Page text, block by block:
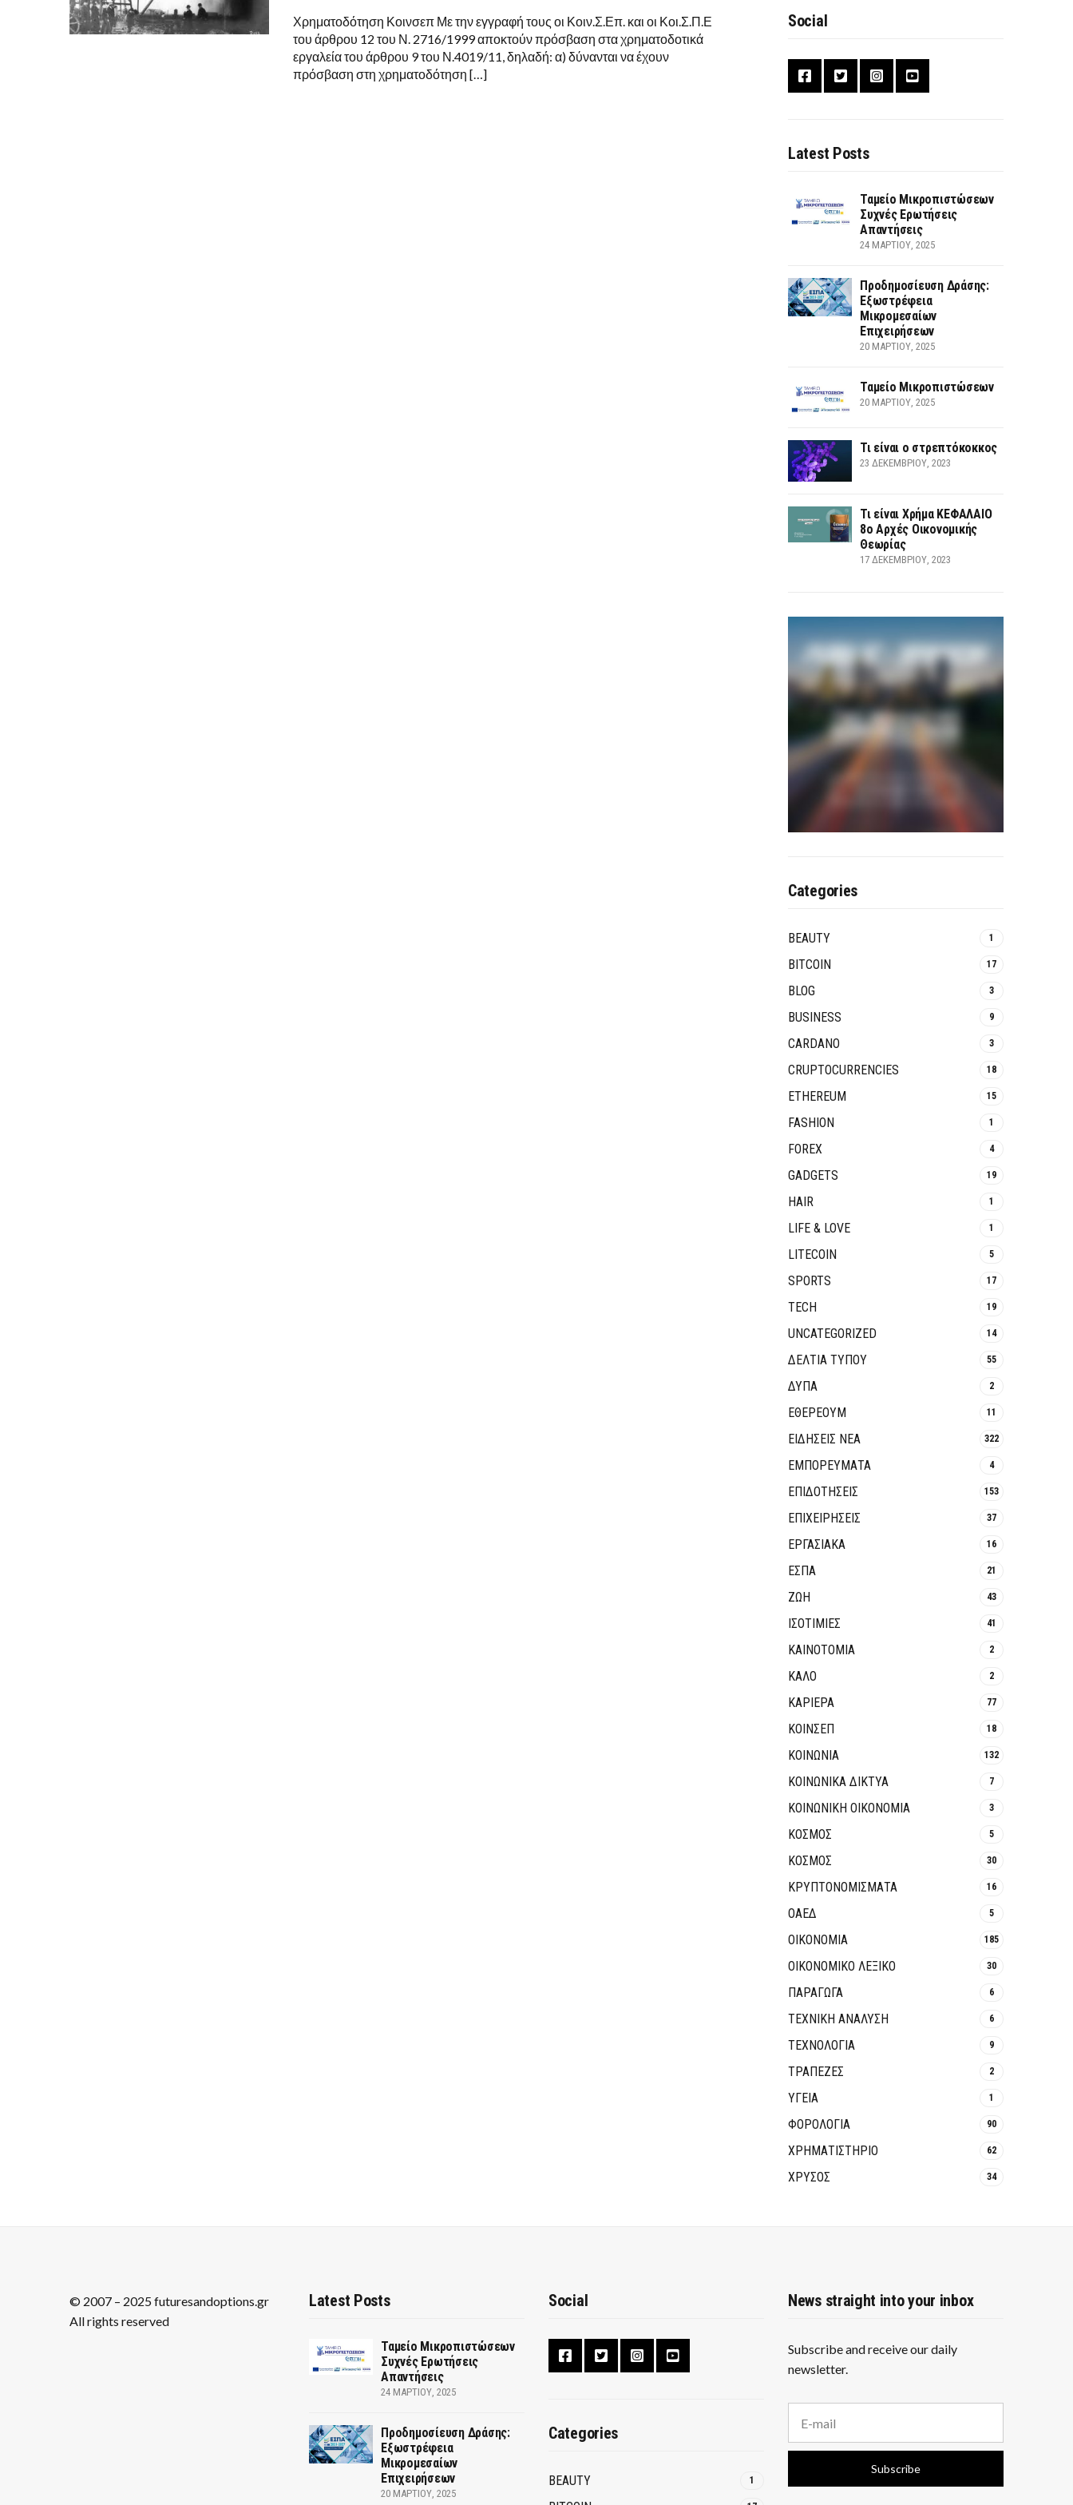
Χρηματοδότηση Κοινσεπ Με την εγγραφή τους οι Κοιν.Σ.Επ. και οι Κοι.Σ.Π.Ε
του άρθρου 12 του Ν. 2716/1999 αποκτούν πρόσβαση στα χρηματοδοτικά
εργαλεία του άρθρου 9 του Ν.4019/11, δηλαδή: α) δύνανται να έχουν
πρόσβαση στη χρηματοδότηση […]
Social
Latest Posts
Ταμείο Μικροπιστώσεων
Συχνές Ερωτήσεις
Απαντήσεις
24 ΜΑΡΤΊΟΥ, 2025
Προδημοσίευση Δράσης:
Εξωστρέφεια
Μικρομεσαίων
Επιχειρήσεων
20 ΜΑΡΤΊΟΥ, 2025
Ταμείο Μικροπιστώσεων
20 ΜΑΡΤΊΟΥ, 2025
Τι είναι ο στρεπτόκοκκος
23 ΔΕΚΕΜΒΡΊΟΥ, 2023
Τι είναι Χρήμα ΚΕΦΑΛΑΙΟ
8ο Αρχές Οικονομικής
Θεωρίας
17 ΔΕΚΕΜΒΡΊΟΥ, 2023
Categories
BEAUTY 1
BITCOIN 17
BLOG 3
BUSINESS 9
CARDANO 3
CRUPTOCURRENCIES 18
ETHEREUM 15
FASHION 1
FOREX 4
GADGETS 19
HAIR 1
LIFE & LOVE 1
LITECOIN 5
SPORTS 17
TECH 19
UNCATEGORIZED 14
ΔΕΛΤΙΑ ΤΥΠΟΥ 55
ΔΥΠΑ 2
ΕΘΈΡΕΟΥΜ 11
ΕΙΔΗΣΕΙΣ ΝΕΑ 322
ΕΜΠΟΡΕΥΜΑΤΑ 4
ΕΠΙΔΟΤΗΣΕΙΣ 153
ΕΠΙΧΕΙΡΗΣΕΙΣ 37
ΕΡΓΑΣΙΑΚΑ 16
ΕΣΠΑ 21
ΖΩΗ 43
ΙΣΟΤΙΜΙΕΣ 41
ΚΑΙΝΟΤΟΜΊΑ 2
ΚΑΛΟ 2
ΚΑΡΙΕΡΑ 77
ΚΟΙΝΣΕΠ 18
ΚΟΙΝΩΝΙΑ 132
ΚΟΙΝΩΝΙΚΆ ΔΊΚΤΥΑ 7
ΚΟΙΝΩΝΙΚΉ ΟΙΚΟΝΟΜΊΑ 3
ΚΟΣΜΟΣ 5
ΚΟΣΜΟΣ 30
ΚΡΥΠΤΟΝΟΜΊΣΜΑΤΑ 16
ΟΑΕΔ 5
ΟΙΚΟΝΟΜΙΑ 185
ΟΙΚΟΝΟΜΙΚΟ ΛΕΞΙΚΟ 30
ΠΑΡΑΓΩΓΑ 6
ΤΕΧΝΙΚΗ ΑΝΑΛΥΣΗ 6
ΤΕΧΝΟΛΟΓΙΑ 9
ΤΡΆΠΕΖΕΣ 2
ΥΓΕΙΑ 1
ΦΟΡΟΛΟΓΙΑ 90
ΧΡΗΜΑΤΙΣΤΗΡΙΟ 62
ΧΡΥΣΟΣ 34
© 2007 – 2025 futuresandoptions.gr
All rights reserved
Latest Posts
Ταμείο Μικροπιστώσεων
Συχνές Ερωτήσεις
Απαντήσεις
24 ΜΑΡΤΊΟΥ, 2025
Προδημοσίευση Δράσης:
Εξωστρέφεια
Μικρομεσαίων
Επιχειρήσεων
20 ΜΑΡΤΊΟΥ, 2025
Social
Categories
BEAUTY 1
News straight into your inbox
Subscribe and receive our daily
newsletter.
a
i
a
Subscribe